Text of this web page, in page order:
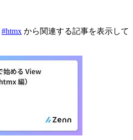
#htmx から関連する記事を表示して